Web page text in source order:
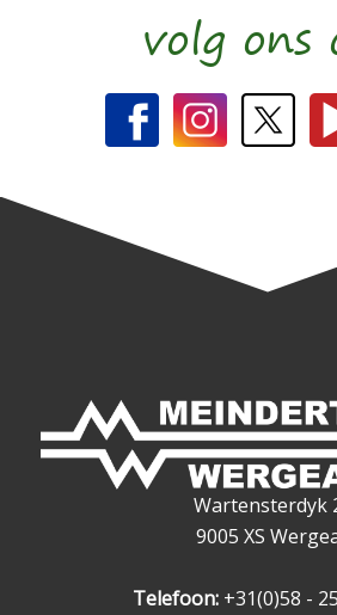
volg ons
Wartensterdyk
9005 XS
Telefoon: +31(0)58 -